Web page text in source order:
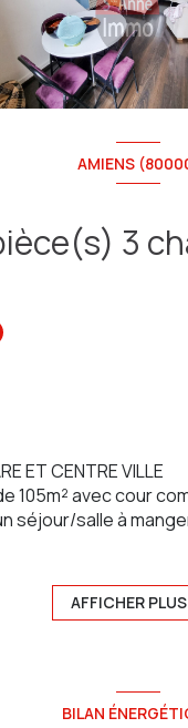
AMIENS
ET CENTRE VILLE
105m² avec cour
séjour/salle à
chambres
une chambre avec
AFFICHER PLUS
BILAN